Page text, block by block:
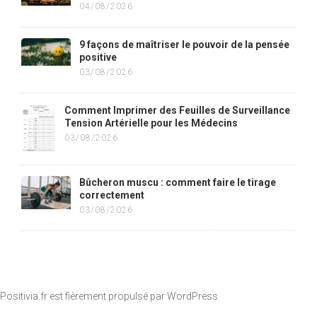
04/08/2026
9 façons de maîtriser le pouvoir de la pensée
positive
03/08/2026
Comment Imprimer des Feuilles de Surveillance
Tension Artérielle pour les Médecins
03/08/2026
Bûcheron muscu : comment faire le tirage
correctement
03/08/2026
Positivia.fr est fièrement propulsé parWordPress